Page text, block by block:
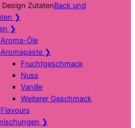
Back und
❯
❯
Aroma-Öle
Aromapaste ❯
Fruchtgeschmack
Nuss
Vanille
Weiterer Geschmack
Flavours
❯